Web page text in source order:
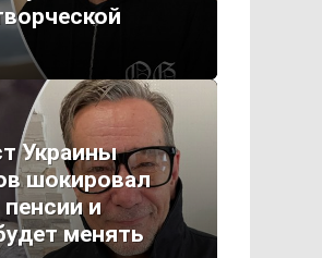
Украины
шокировал
и
менять